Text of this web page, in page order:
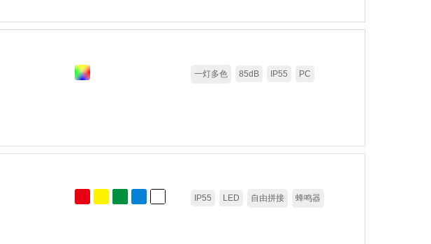
一灯多色 85dB IP55 PC
IP55 LED 自由拼接 蜂鸣器